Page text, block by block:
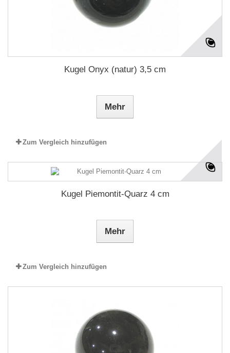
Kugel Onyx (natur) 3,5 cm
Mehr
Zum Vergleich hinzufügen
Kugel Piemontit-Quarz 4 cm
Mehr
Zum Vergleich hinzufügen